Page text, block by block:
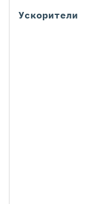
Ускорители